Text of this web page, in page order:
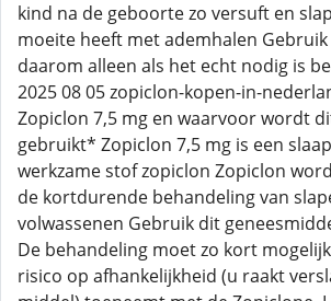
kind na de geboorte zo versuft en
moeite heeft met ademhalen
daarom alleen als het echt nodig is
2025 08 05 zopiclon-kopen-in-
Zopiclon 7,5 mg en waarvoor wordt
gebruikt* Zopiclon 7,5 mg is een
werkzame stof zopiclon Zopiclon
de kortdurende behandeling van
volwassenen Gebruik dit
De behandeling moet zo kort
risico op afhankelijkheid (u raakt